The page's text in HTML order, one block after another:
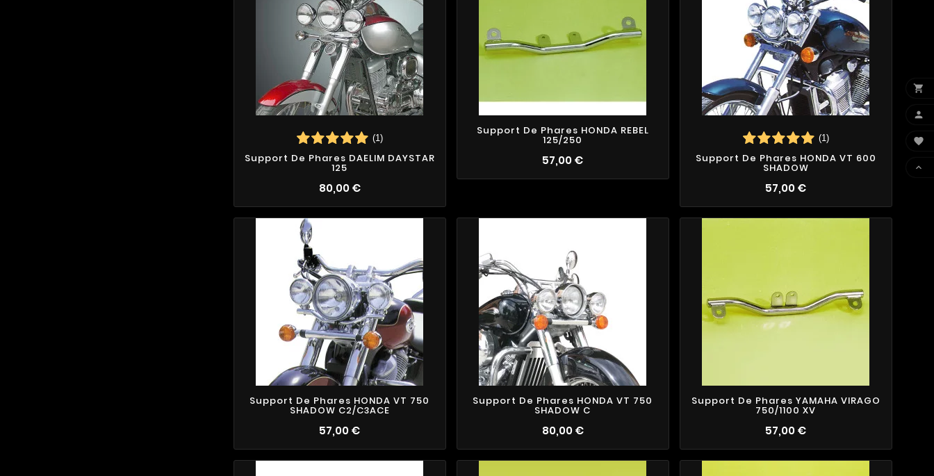
(1)
Support De Phares DAELIM DAYSTAR
125
80,00 €
Support De Phares HONDA REBEL
125/250
57,00 €
(1)
Support De Phares HONDA VT 600
SHADOW
57,00 €
Support De Phares HONDA VT 750
SHADOW C2/C3ACE
57,00 €
Support De Phares HONDA VT 750
SHADOW C
80,00 €
Support De Phares YAMAHA VIRAGO
750/1100 XV
57,00 €



